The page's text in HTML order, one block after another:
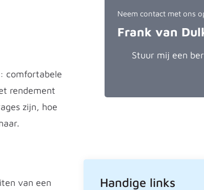
comfortabele
rendement
zijn, hoe
van een
Neem contact met ons
Frank van
Stuur mij een
Handige links